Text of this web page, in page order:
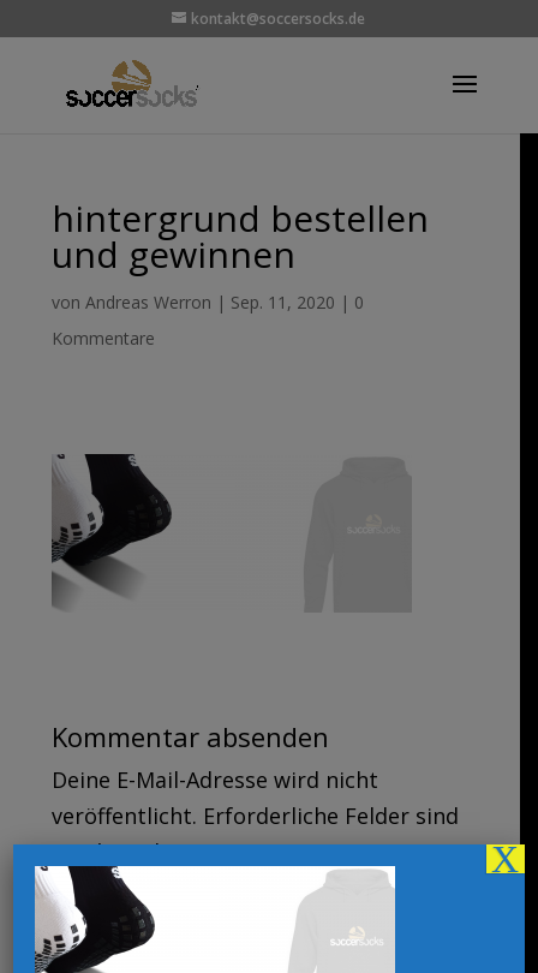
kontakt@soccersocks.de
hintergrund bestellen
und gewinnen
vonAndreas Werron | Sep. 11, 2020 | 0
Kommentare
Kommentar absenden
Deine E-Mail-Adresse wird nicht
veröffentlicht. Erforderliche Felder sind
mit*markiert X